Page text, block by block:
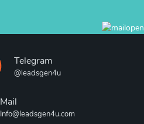
Telegram
@leadsgen4u
Mail
Info@leadsgen4u.com